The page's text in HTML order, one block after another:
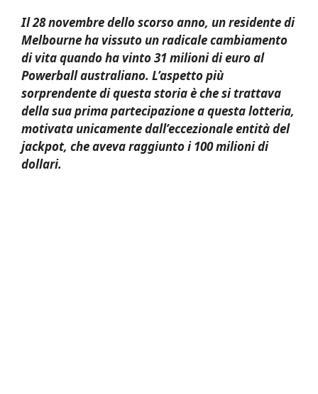
Il 28 novembre dello scorso anno, un residente di
Melbourne ha vissuto un radicale cambiamento
di vita quando ha vinto 31 milioni di euro al
Powerball australiano. L’aspetto più
sorprendente di questa storia è che si trattava
della sua prima partecipazione a questa lotteria,
motivata unicamente dall’eccezionale entità del
jackpot, che aveva raggiunto i 100 milioni di
dollari.